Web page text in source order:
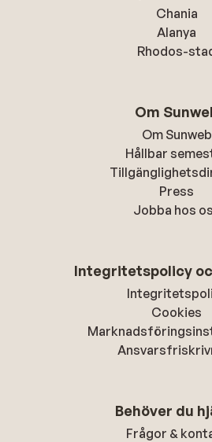
Chania
Alanya
Rhodos-
Om
Om Sunweb
Hållbar
Press
Jobba hos
Integritetspolicy
Cookies
Behöver du
Frågor &